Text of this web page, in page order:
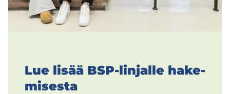
Lue lisää BSP-​linjalle ha­ke­
mi­ses­ta